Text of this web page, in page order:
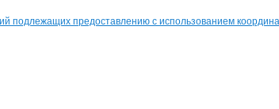
подлежащих предоставлению с использованием